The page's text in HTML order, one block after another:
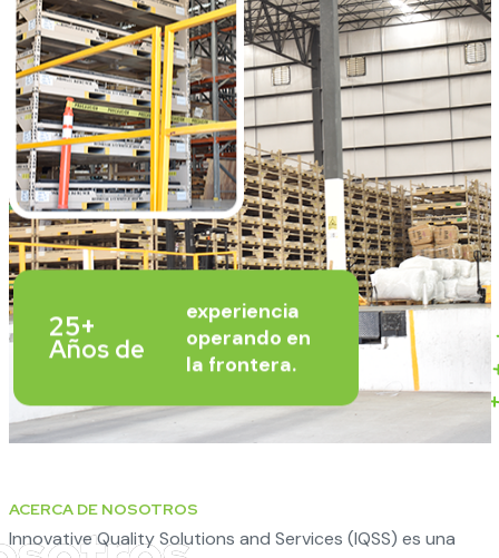
ACERCA DE NOSOTROS
Innovative Quality Solutions and Services (IQSS) es una
25+
Años de
experiencia
operando en
la frontera.